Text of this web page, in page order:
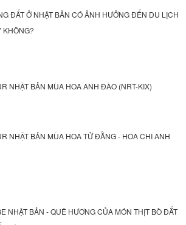
ĐẤT Ở NHẬT BẢN CÓ ẢNH HƯỞNG ĐẾN DU LỊCH
KHÔNG?
NHẬT BẢN MÙA HOA ANH ĐÀO (NRT-KIX)
NHẬT BẢN MÙA HOA TỬ ĐẰNG - HOA CHI ANH
NHẬT BẢN - QUÊ HƯƠNG CỦA MÓN THỊT BÒ ĐẮT